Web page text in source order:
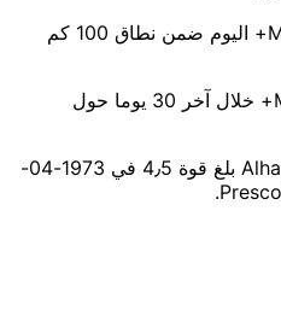
لم يتم رصد أي زلزال بقوة M4٫0+ اليوم ضمن نطاق 100 كم
لم يتم رصد أي حدث بقوة M4٫0+ خلال آخر 30 يوما حول
أقوى زلزال مسجل قرب Alhambra بلغ قوة 4٫5 في 1973-04-